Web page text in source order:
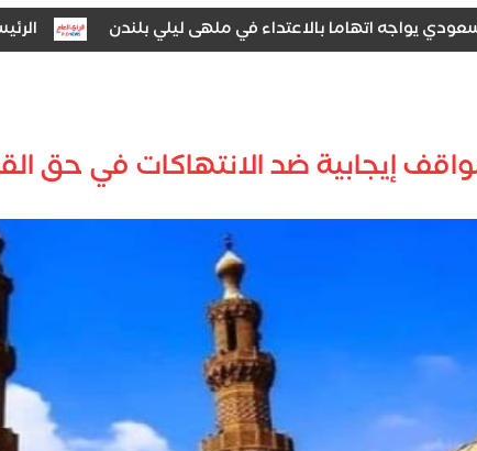
اتهاما بالاعتداء في ملهى ليلي بلندن الرئيس
إيجابية ضد الانتهاكات في حق